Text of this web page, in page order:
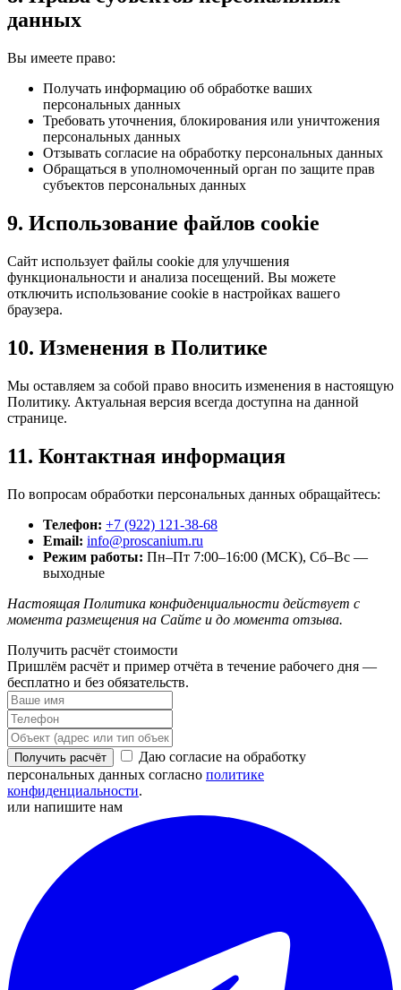
данных
Вы имеете право:
Получать информацию об обработке ваших
персональных данных
Требовать уточнения, блокирования или уничтожения
персональных данных
Отзывать согласие на обработку персональных данных
Обращаться в уполномоченный орган по защите прав
субъектов персональных данных
9. Использование файлов cookie
Сайт использует файлы cookie для улучшения
функциональности и анализа посещений. Вы можете
отключить использование cookie в настройках вашего
браузера.
10. Изменения в Политике
Мы оставляем за собой право вносить изменения в настоящую
Политику. Актуальная версия всегда доступна на данной
странице.
11. Контактная информация
По вопросам обработки персональных данных обращайтесь:
Телефон: +7 (922) 121-38-68
Email: info@proscanium.ru
Режим работы: Пн–Пт 7:00–16:00 (МСК), Сб–Вс —
выходные
Настоящая Политика конфиденциальности действует с
момента размещения на Сайте и до момента отзыва.
Получить расчёт стоимости
Пришлём расчёт и пример отчёта в течение рабочего дня —
бесплатно и без обязательств.
Получить расчёт
Даю согласие на обработку
персональных данных согласно политике
конфиденциальности.
или напишите нам